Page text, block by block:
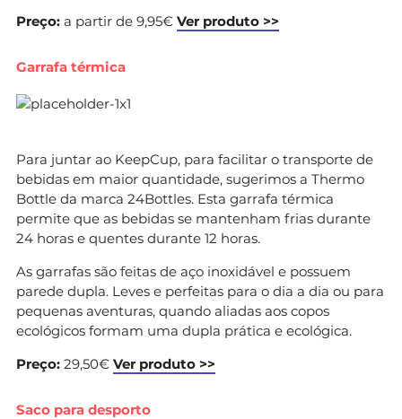
Preço: a partir de 9,95€ Ver produto >>
Garrafa térmica
Para juntar ao KeepCup, para facilitar o transporte de
bebidas em maior quantidade, sugerimos a Thermo
Bottle da marca 24Bottles. Esta garrafa térmica
permite que as bebidas se mantenham frias durante
24 horas e quentes durante 12 horas.
As garrafas são feitas de aço inoxidável e possuem
parede dupla. Leves e perfeitas para o dia a dia ou para
pequenas aventuras, quando aliadas aos copos
ecológicos formam uma dupla prática e ecológica.
Preço: 29,50€ Ver produto >>
Saco para desporto